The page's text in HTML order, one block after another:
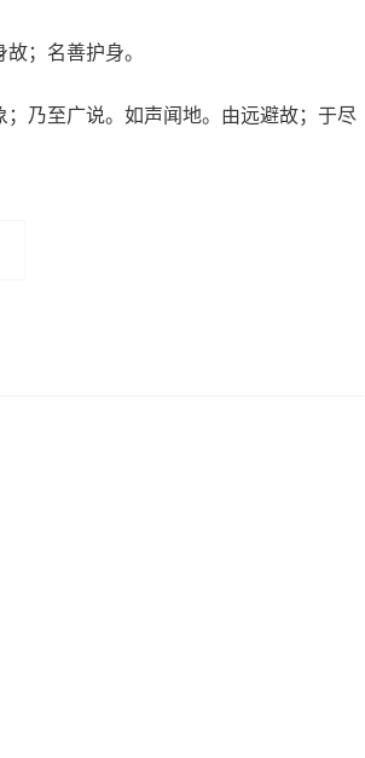
；名善护身。
乃至广说。如声闻地。由远避故；于尽